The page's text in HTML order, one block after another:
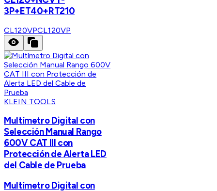
3P+ET40+RT210
CL120VPCL120VP
KLEIN TOOLS
Multímetro Digital con
Selección Manual Rango
600V CAT III con
Protección de Alerta LED
del Cable de Prueba
Multímetro Digital con